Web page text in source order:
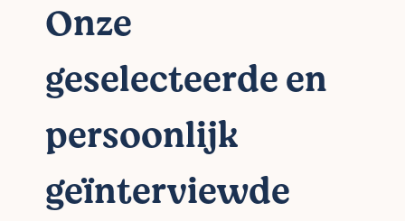
Onze
geselecteerde en
persoonlijk
geïnterviewde